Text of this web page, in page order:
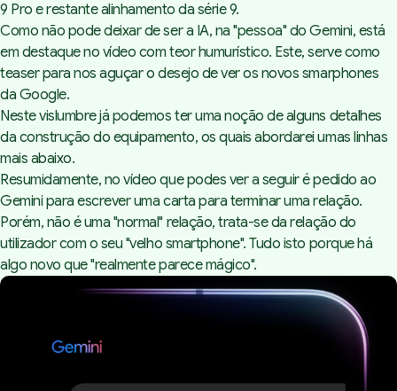
9 Pro e restante alinhamento da série 9.
Como não pode deixar de ser a IA, na "pessoa" do Gemini, está
em destaque no vídeo com teor humurístico. Este, serve como
teaserpara nos aguçar o desejo de ver os novos smarphones
da Google.
Neste vislumbre já podemos ter uma noção de alguns detalhes
da construção do equipamento, os quais abordarei umas linhas
mais abaixo.
Resumidamente, no vídeo que podes ver a seguir é pedido ao
Gemini para escrever uma carta para terminar uma relação.
Porém, não é uma "normal" relação, trata-se da relação do
utilizador com o seu "velho smartphone". Tudo isto porque há
algo novo que "realmente parece mágico".